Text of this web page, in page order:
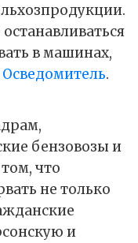
в машинах,
.
бензовозы и
что
не только
и